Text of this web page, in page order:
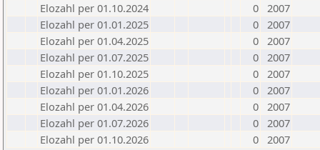
Elozahl per 01.10.2024
0 2007
Elozahl per 01.01.2025
0 2007
Elozahl per 01.04.2025
0 2007
Elozahl per 01.07.2025
0 2007
Elozahl per 01.10.2025
0 2007
Elozahl per 01.01.2026
0 2007
Elozahl per 01.04.2026
0 2007
Elozahl per 01.07.2026
0 2007
Elozahl per 01.10.2026
0 2007